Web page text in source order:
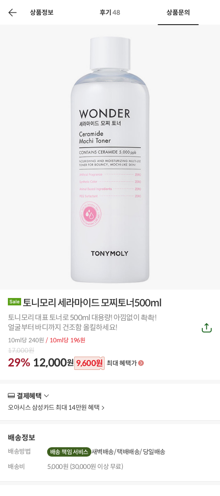
상품정보 후기 48 상품문의
토니모리 세라마이드 모찌토너500ml
토니모리 대표 토너로 500ml 대용량! 아낌없이 촥촥!
얼굴부터 바디까지 건조함 올킬하세요!
10ml당 240원 / 10ml당 196원
17,000원
29% 12,000원 9,600원 최대 혜택가
공
유
결제혜택
보
오아시스 삼성카드 최대 14만원 혜택
배송정보
배송방법 배송 책임 서비스 새벽배송 택배배송 당일배송
배송비
5,000원 (30,000원 이상 무료)